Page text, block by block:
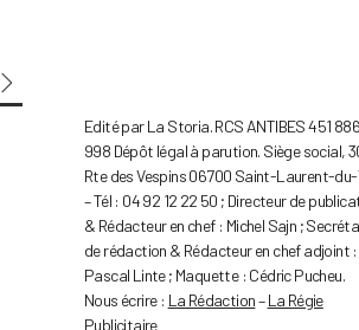
Edité par La Storia. RCS ANTIBES 451 886
998 Dépôt légal à parution. Siège social,
Rte des Vespins 06700 Saint-Laurent-
– Tél : 04 92 12 22 50 ; Directeur de
& Rédacteur en chef : Michel Sajn ;
de rédaction & Rédacteur en chef adjoint :
Pascal Linte ; Maquette : Cédric Pucheu.
Nous écrire : La Rédaction–La Régie
Publicitaire